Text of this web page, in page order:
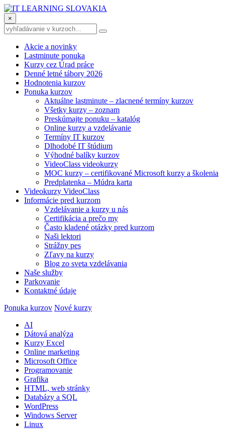
×
Akcie a novinky
Lastminute ponuka
Kurzy cez Úrad práce
Denné letné tábory 2026
Hodnotenia kurzov
Ponuka kurzov
Aktuálne lastminute – zlacnené termíny kurzov
Všetky kurzy – zoznam
Preskúmajte ponuku – katalóg
Online kurzy a vzdelávanie
Termíny IT kurzov
Dlhodobé IT štúdium
Výhodné balíky kurzov
VideoClass videokurzy
MOC kurzy – certifikované Microsoft kurzy a školenia
Predplatenka – Múdra karta
Videokurzy VideoClass
Informácie pred kurzom
Vzdelávanie a kurzy u nás
Certifikácia a prečo my
Často kladené otázky pred kurzom
Naši lektori
Strážny pes
Zľavy na kurzy
Blog zo sveta vzdelávania
Naše služby
Parkovanie
Kontaktné údaje
Ponuka kurzov Nové kurzy
AI
Dátová analýza
Kurzy Excel
Online marketing
Microsoft Office
Programovanie
Grafika
HTML, web stránky
Databázy a SQL
WordPress
Windows Server
Linux